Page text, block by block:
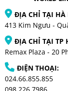
ĐỊA CHỈ TẠI HÀ
413 Kim Ngưu -
ĐỊA CHỈ TẠI TP
Remax Plaza - 20
ĐIỆN THOẠI:
024.66.855.855
098.226.7986